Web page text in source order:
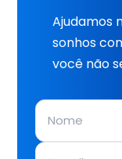
Ajudamos
sonhos
você não